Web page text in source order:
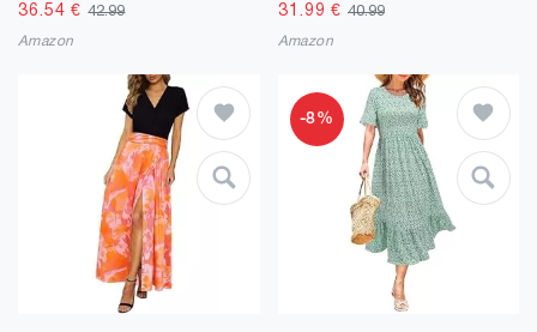
36.54 €42.99
Amazon
31.99 € 40.99
Amazon
-8%